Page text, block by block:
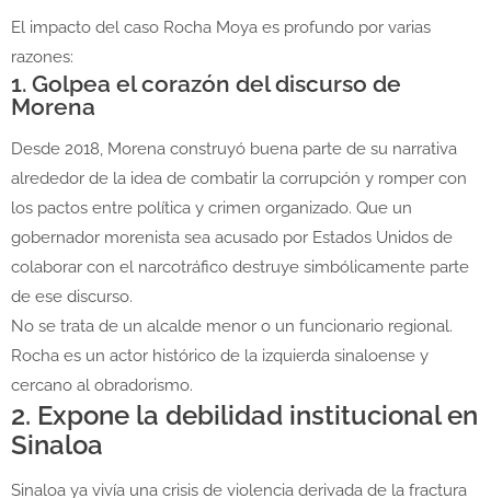
El impacto del caso Rocha Moya es profundo por varias
razones:
1. Golpea el corazón del discurso de
Morena
Desde 2018, Morena construyó buena parte de su narrativa
alrededor de la idea de combatir la corrupción y romper con
los pactos entre política y crimen organizado. Que un
gobernador morenista sea acusado por Estados Unidos de
colaborar con el narcotráfico destruye simbólicamente parte
de ese discurso.
No se trata de un alcalde menor o un funcionario regional.
Rocha es un actor histórico de la izquierda sinaloense y
cercano al obradorismo.
2. Expone la debilidad institucional en
Sinaloa
Sinaloa ya vivía una crisis de violencia derivada de la fractura